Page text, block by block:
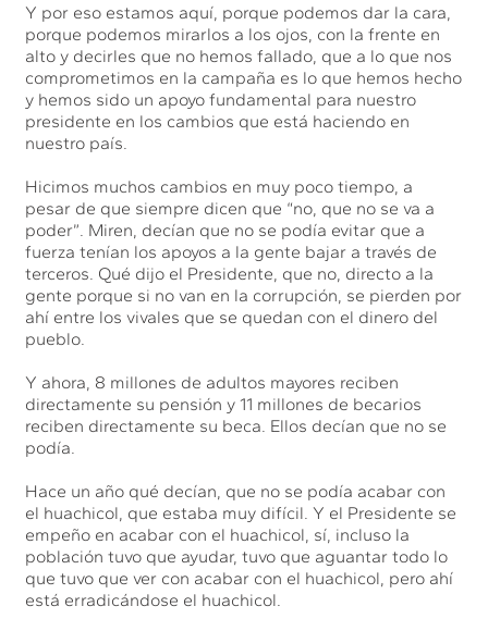
Y por eso estamos aquí, porque podemos dar la cara,
porque podemos mirarlos a los ojos, con la frente en
alto y decirles que no hemos fallado, que a lo que nos
comprometimos en la campaña es lo que hemos hecho
y hemos sido un apoyo fundamental para nuestro
presidente en los cambios que está haciendo en
nuestro país.
Hicimos muchos cambios en muy poco tiempo, a
pesar de que siempre dicen que “no, que no se va a
poder”. Miren, decían que no se podía evitar que a
fuerza tenían los apoyos a la gente bajar a través de
terceros. Qué dijo el Presidente, que no, directo a la
gente porque si no van en la corrupción, se pierden por
ahí entre los vivales que se quedan con el dinero del
pueblo.
Y ahora, 8 millones de adultos mayores reciben
directamente su pensión y 11 millones de becarios
reciben directamente su beca. Ellos decían que no se
podía.
Hace un año qué decían, que no se podía acabar con
el huachicol, que estaba muy difícil. Y el Presidente se
empeño en acabar con el huachicol, sí, incluso la
población tuvo que ayudar, tuvo que aguantar todo lo
que tuvo que ver con acabar con el huachicol, pero ahí
está erradicándose el huachicol.